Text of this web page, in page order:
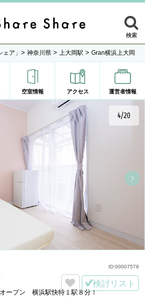
検索
ア」 > 神奈川県 > 上大岡駅 > Gran横浜上大岡
空室情報 アクセス 運営者情報
4/20
ープン 横浜駅快特１駅８分！
検討リスト
ID:00007578